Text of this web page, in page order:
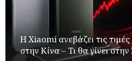
Η Xiaomi ανεβάζει τις
στην Κίνα – Τι θα γίνει